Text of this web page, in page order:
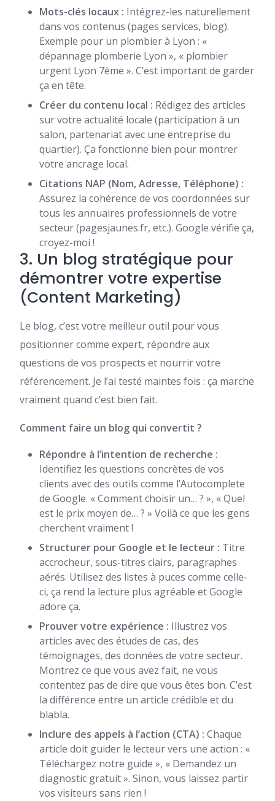
Mots-clés locaux : Intégrez-les naturellement
dans vos contenus (pages services, blog).
Exemple pour un plombier à Lyon : «
dépannage plomberie Lyon », « plombier
urgent Lyon 7ème ». C’est important de garder
ça en tête.
Créer du contenu local : Rédigez des articles
sur votre actualité locale (participation à un
salon, partenariat avec une entreprise du
quartier). Ça fonctionne bien pour montrer
votre ancrage local.
Citations NAP (Nom, Adresse, Téléphone) :
Assurez la cohérence de vos coordonnées sur
tous les annuaires professionnels de votre
secteur (pagesjaunes.fr, etc.). Google vérifie ça,
croyez-moi !
3. Un blog stratégique pour
démontrer votre expertise
(Content Marketing)
Le blog, c’est votre meilleur outil pour vous
positionner comme expert, répondre aux
questions de vos prospects et nourrir votre
référencement. Je l’ai testé maintes fois : ça marche
vraiment quand c’est bien fait.
Comment faire un blog qui convertit ?
Répondre à l’intention de recherche :
Identifiez les questions concrètes de vos
clients avec des outils comme l’Autocomplete
de Google. « Comment choisir un… ? », « Quel
est le prix moyen de… ? » Voilà ce que les gens
cherchent vraiment !
Structurer pour Google et le lecteur : Titre
accrocheur, sous-titres clairs, paragraphes
aérés. Utilisez des listes à puces comme celle-
ci, ça rend la lecture plus agréable et Google
adore ça.
Prouver votre expérience : Illustrez vos
articles avec des études de cas, des
témoignages, des données de votre secteur.
Montrez ce que vous avez fait, ne vous
contentez pas de dire que vous êtes bon. C’est
la différence entre un article crédible et du
blabla.
Inclure des appels à l’action (CTA) : Chaque
article doit guider le lecteur vers une action : «
Téléchargez notre guide », « Demandez un
diagnostic gratuit ». Sinon, vous laissez partir
vos visiteurs sans rien !